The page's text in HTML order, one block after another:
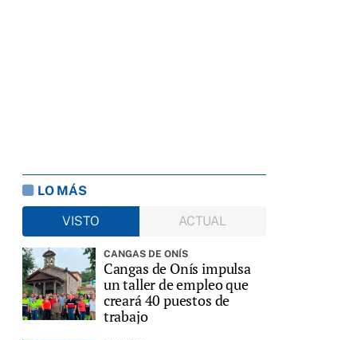
LO MÁS
VISTO
ACTUAL
CANGAS DE ONÍS
Cangas de Onís impulsa
un taller de empleo que
creará 40 puestos de
trabajo